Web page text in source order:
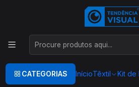
CATEGORIAS InícioTêxtil Kit de
Este é o texto do slide